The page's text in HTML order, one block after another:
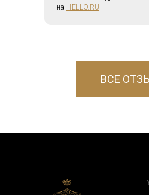
на HELLO.RU
ВСЕ